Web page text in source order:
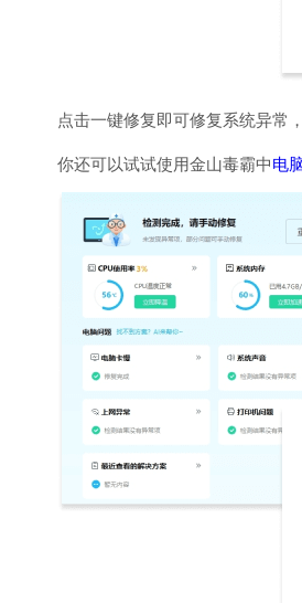
点击一键修复即可修复系统异常
你还可以试试使用金山毒霸中电